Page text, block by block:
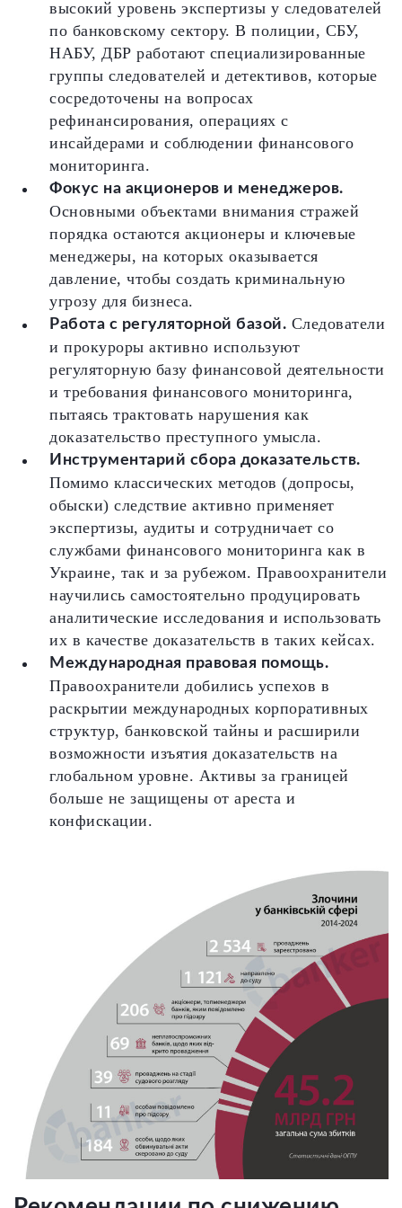
высокий уровень экспертизы у следователей
по банковскому сектору. В полиции, СБУ,
НАБУ, ДБР работают специализированные
группы следователей и детективов, которые
сосредоточены на вопросах
рефинансирования, операциях с
инсайдерами и соблюдении финансового
мониторинга.
Фокус на акционеров и менеджеров.
Основными объектами внимания стражей
порядка остаются акционеры и ключевые
менеджеры, на которых оказывается
давление, чтобы создать криминальную
угрозу для бизнеса.
Работа с регуляторной базой. Следователи
и прокуроры активно используют
регуляторную базу финансовой деятельности
и требования финансового мониторинга,
пытаясь трактовать нарушения как
доказательство преступного умысла.
Инструментарий сбора доказательств.
Помимо классических методов (допросы,
обыски) следствие активно применяет
экспертизы, аудиты и сотрудничает со
службами финансового мониторинга как в
Украине, так и за рубежом. Правоохранители
научились самостоятельно продуцировать
аналитические исследования и использовать
их в качестве доказательств в таких кейсах.
Международная правовая помощь.
Правоохранители добились успехов в
раскрытии международных корпоративных
структур, банковской тайны и расширили
возможности изъятия доказательств на
глобальном уровне. Активы за границей
больше не защищены от ареста и
конфискации.